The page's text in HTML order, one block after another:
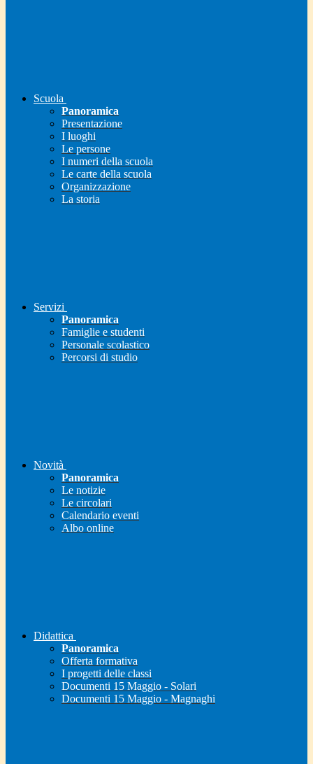
Scuola
Panoramica
Presentazione
I luoghi
Le persone
I numeri della scuola
Le carte della scuola
Organizzazione
La storia
Servizi
Panoramica
Famiglie e studenti
Personale scolastico
Percorsi di studio
Novità
Panoramica
Le notizie
Le circolari
Calendario eventi
Albo online
Didattica
Panoramica
Offerta formativa
I progetti delle classi
Documenti 15 Maggio - Solari
Documenti 15 Maggio - Magnaghi